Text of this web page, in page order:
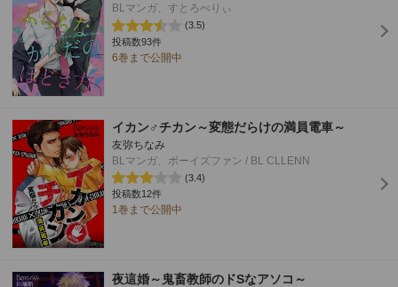
BLマンガ、すとろべりぃ
(3.5)
投稿数93件
6巻まで公開中
イカン♂チカン～変態だらけの満員電車～
友弥ちなみ
BLマンガ、ボーイズファン / BL CLLENN
(3.4)
投稿数12件
1巻まで公開中
夜這婚～鬼畜教師のドSなアソコ～